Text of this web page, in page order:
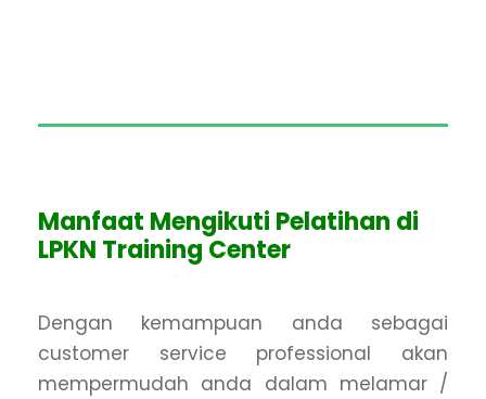
Manfaat Mengikuti Pelatihan di
LPKN Training Center
Dengan kemampuan anda sebagai
customer service professional akan
mempermudah anda dalam melamar /